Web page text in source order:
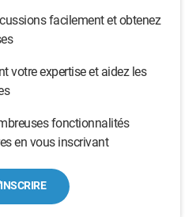
facilement et obtenez
votre expertise et aidez les
fonctionnalités
en vous inscrivant